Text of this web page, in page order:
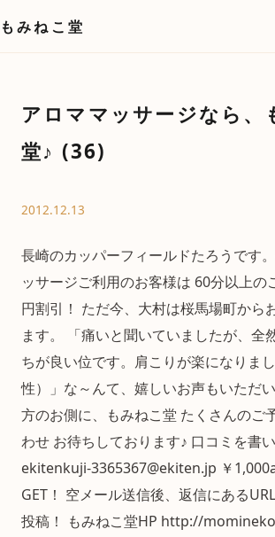
もみねこ堂
アロママッサージなら、
堂♪ (36)
2012.12.13
長崎のカッパーフィールドたろうです
ッサージご利用のお客様は 60分以上の
円割引！ ただ今、大村は桜馬場町から
ます。 「痛いと聞いていましたが、全
ちが良い位です。肩こりが楽になりま
性）」な～んて、嬉しいお声もいただ
方のお側に、もみねこ堂 たくさんのご
わせ お待ちしております♪ 口コミを書
ekitenkuji-3365367@ekiten.jp ￥
GET！ 空メール送信後、返信にある
投稿！ もみねこ堂HP http://